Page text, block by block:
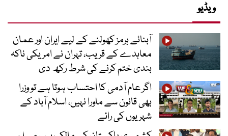
ویڈیو
آبنائے ہرمز کھولنے کے لیے ایران اور عمان
معاہدے کے قریب، تہران نے امریکی ناکہ
بندی ختم کرنے کی شرط رکھ دی
اگر عام آدمی کا احتساب ہوتا ہے تو وزرا
بھی قانون سے ماورا نہیں، اسلام آباد کے
شہریوں کی رائے